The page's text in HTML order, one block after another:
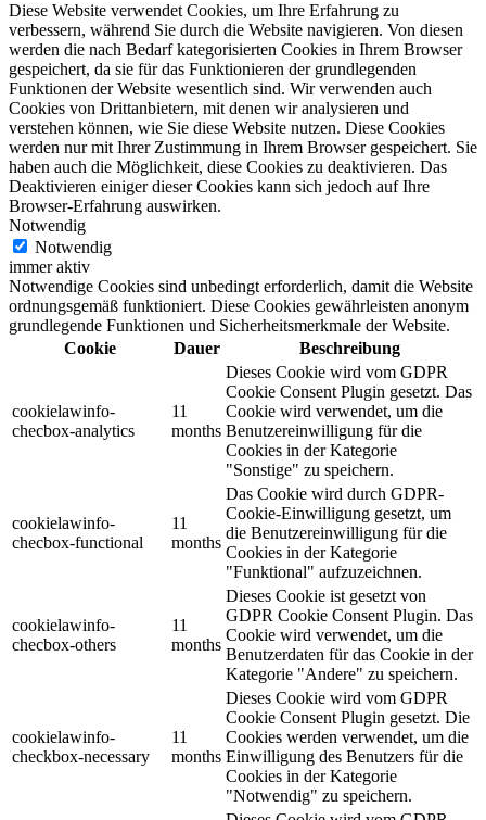
Diese Website verwendet Cookies, um Ihre Erfahrung zu
verbessern, während Sie durch die Website navigieren. Von diesen
werden die nach Bedarf kategorisierten Cookies in Ihrem Browser
gespeichert, da sie für das Funktionieren der grundlegenden
Funktionen der Website wesentlich sind. Wir verwenden auch
Cookies von Drittanbietern, mit denen wir analysieren und
verstehen können, wie Sie diese Website nutzen. Diese Cookies
werden nur mit Ihrer Zustimmung in Ihrem Browser gespeichert. Sie
haben auch die Möglichkeit, diese Cookies zu deaktivieren. Das
Deaktivieren einiger dieser Cookies kann sich jedoch auf Ihre
Browser-Erfahrung auswirken.
Notwendig
Notwendig
immer aktiv
Notwendige Cookies sind unbedingt erforderlich, damit die Website
ordnungsgemäß funktioniert. Diese Cookies gewährleisten anonym
grundlegende Funktionen und Sicherheitsmerkmale der Website.
Cookie
Dauer Beschreibung
cookielawinfo-
checbox-analytics
11
months
Dieses Cookie wird vom GDPR
Cookie Consent Plugin gesetzt. Das
Cookie wird verwendet, um die
Benutzereinwilligung für die
Cookies in der Kategorie
"Sonstige" zu speichern.
cookielawinfo-
checbox-functional
11
months
Das Cookie wird durch GDPR-
Cookie-Einwilligung gesetzt, um
die Benutzereinwilligung für die
Cookies in der Kategorie
"Funktional" aufzuzeichnen.
cookielawinfo-
checbox-others
11
months
Dieses Cookie ist gesetzt von
GDPR Cookie Consent Plugin. Das
Cookie wird verwendet, um die
Benutzerdaten für das Cookie in der
Kategorie "Andere" zu speichern.
cookielawinfo-
checkbox-necessary
11
months
Dieses Cookie wird vom GDPR
Cookie Consent Plugin gesetzt. Die
Cookies werden verwendet, um die
Einwilligung des Benutzers für die
Cookies in der Kategorie
"Notwendig" zu speichern.